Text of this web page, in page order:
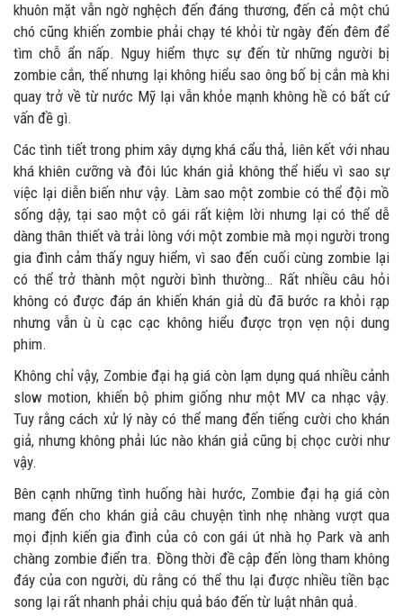
khuôn mặt vẫn ngờ nghệch đến đáng thương, đến cả một chú
chó cũng khiến zombie phải chạy té khỏi từ ngày đến đêm để
tìm chỗ ẩn nấp. Nguy hiểm thực sự đến từ những người bị
zombie cắn, thế nhưng lại không hiểu sao ông bố bị cắn mà khi
quay trở về từ nước Mỹ lại vẫn khỏe mạnh không hề có bất cứ
vấn đề gì.
Các tình tiết trong phim xây dựng khá cẩu thả, liên kết với nhau
khá khiên cưỡng và đôi lúc khán giả không thể hiểu vì sao sự
việc lại diễn biến như vậy. Làm sao một zombie có thể đội mồ
sống dậy, tại sao một cô gái rất kiệm lời nhưng lại có thể dễ
dàng thân thiết và trải lòng với một zombie mà mọi người trong
gia đình cảm thấy nguy hiểm, vì sao đến cuối cùng zombie lại
có thể trở thành một người bình thường… Rất nhiều câu hỏi
không có được đáp án khiến khán giả dù đã bước ra khỏi rạp
nhưng vẫn ù ù cạc cạc không hiểu được trọn vẹn nội dung
phim.
Không chỉ vậy, Zombie đại hạ giá còn lạm dụng quá nhiều cảnh
slow motion, khiến bộ phim giống như một MV ca nhạc vậy.
Tuy rằng cách xử lý này có thể mang đến tiếng cười cho khán
giả, nhưng không phải lúc nào khán giả cũng bị chọc cười như
vậy.
Bên cạnh những tình huống hài hước, Zombie đại hạ giá còn
mang đến cho khán giả câu chuyện tình nhẹ nhàng vượt qua
mọi định kiến gia đình của cô con gái út nhà họ Park và anh
chàng zombie điển tra. Đồng thời đề cập đến lòng tham không
đáy của con người, dù rằng có thể thu lại được nhiều tiền bạc
song lại rất nhanh phải chịu quả báo đến từ luật nhân quả.